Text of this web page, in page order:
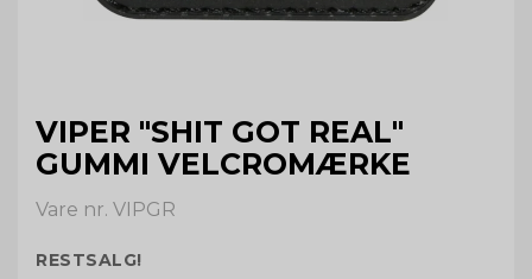
VIPER "SHIT GOT REAL"
GUMMI VELCROMÆRKE
Vare nr. VIPGR
RESTSALG!